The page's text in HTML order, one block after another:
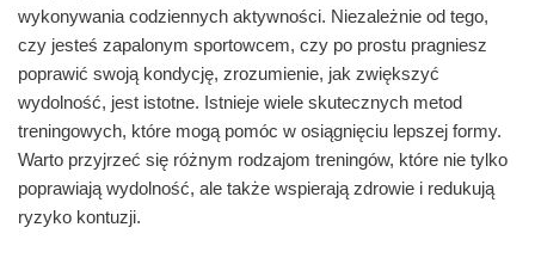
wykonywania codziennych aktywności. Niezależnie od tego,
czy jesteś zapalonym sportowcem, czy po prostu pragniesz
poprawić swoją kondycję, zrozumienie, jak zwiększyć
wydolność, jest istotne. Istnieje wiele skutecznych metod
treningowych, które mogą pomóc w osiągnięciu lepszej formy.
Warto przyjrzeć się różnym rodzajom treningów, które nie tylko
poprawiają wydolność, ale także wspierają zdrowie i redukują
ryzyko kontuzji.